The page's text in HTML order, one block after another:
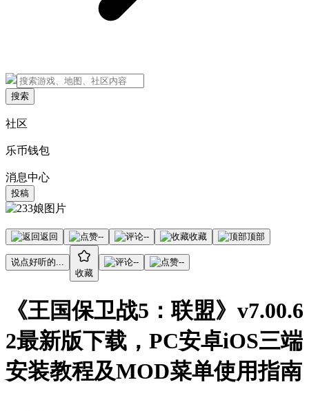
搜索
社区
乐币钱包
消息中心
投稿
返回 -- -- 收藏 顶部
说点好听的...
收藏
-- --
《王国保卫战5：联盟》v7.00.6
2最新版下载，PC安卓iOS三端
安装教程及MOD菜单使用指南